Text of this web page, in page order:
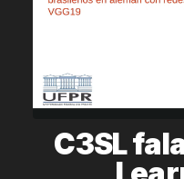
C3SL